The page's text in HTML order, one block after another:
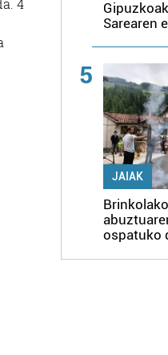
Sarearen
5
JAIAK
ospatuko